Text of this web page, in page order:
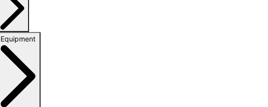
Equipment